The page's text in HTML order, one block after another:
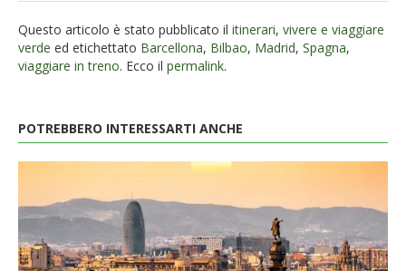
Questo articolo è stato pubblicato il itinerari, vivere e viaggiare
verde ed etichettato Barcellona, Bilbao, Madrid, Spagna,
viaggiare in treno. Ecco il permalink.
POTREBBERO INTERESSARTI ANCHE